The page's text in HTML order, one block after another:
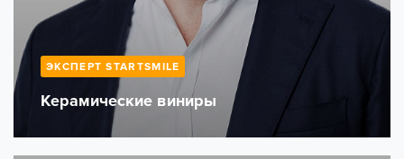
ЭКСПЕРТ STARTSMILE
Керамические виниры